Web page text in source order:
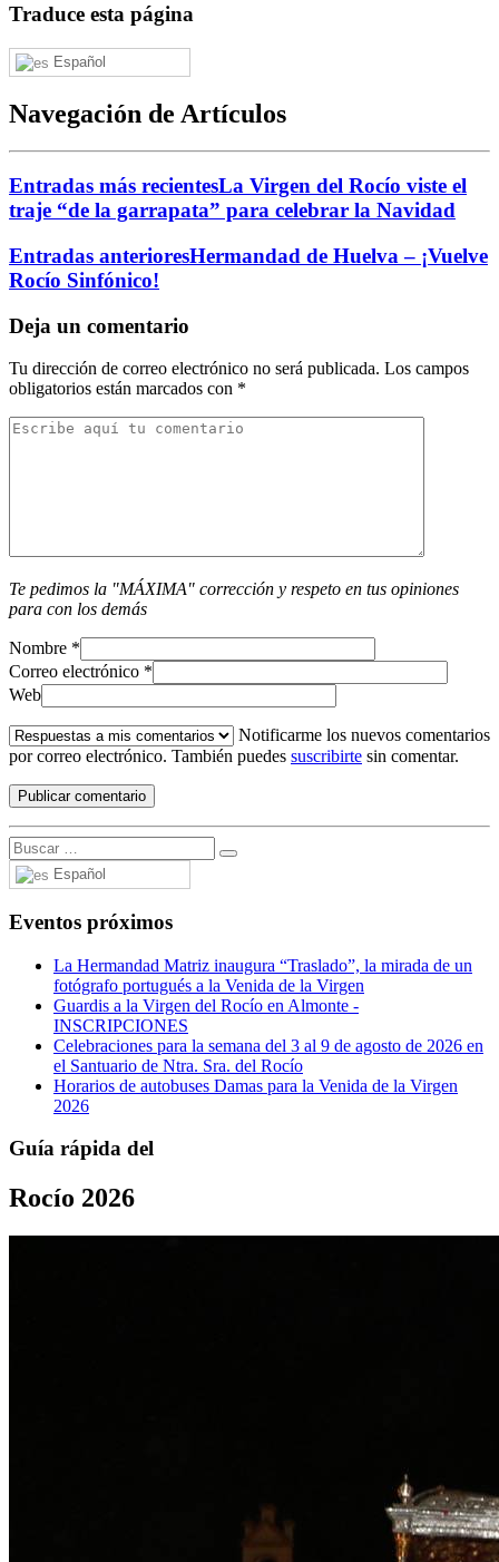
Traduce esta página
Español
Navegación de Artículos
Entradas más recientesLa Virgen del Rocío viste el
traje “de la garrapata” para celebrar la Navidad
Entradas anterioresHermandad de Huelva – ¡Vuelve
Rocío Sinfónico!
Deja un comentario
Tu dirección de correo electrónico no será publicada. Los campos
obligatorios están marcados con *
Te pedimos la "MÁXIMA" corrección y respeto en tus opiniones
para con los demás
Nombre *
Correo electrónico *
Web
Notificarme los nuevos comentarios
por correo electrónico. También puedes suscribirte sin comentar.
Español
Eventos próximos
La Hermandad Matriz inaugura “Traslado”, la mirada de un
fotógrafo portugués a la Venida de la Virgen
Guardis a la Virgen del Rocío en Almonte -
INSCRIPCIONES
Celebraciones para la semana del 3 al 9 de agosto de 2026 en
el Santuario de Ntra. Sra. del Rocío
Horarios de autobuses Damas para la Venida de la Virgen
2026
Guía rápida del
Rocío 2026